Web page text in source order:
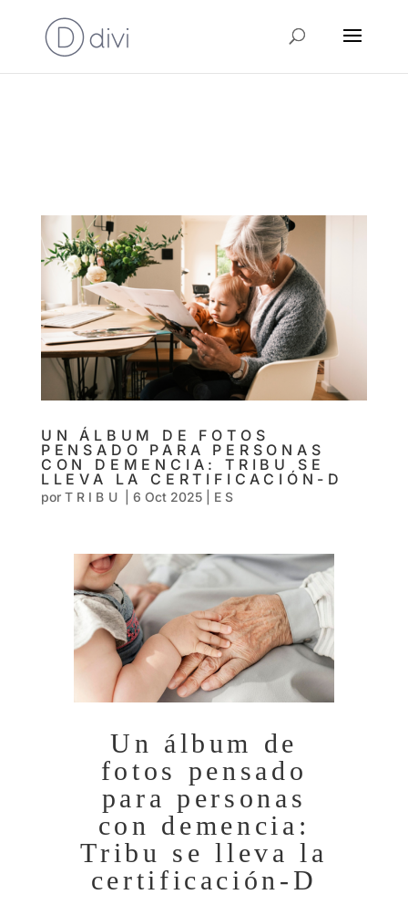
UN ÁLBUM DE FOTOS
PENSADO PARA PERSONAS
CON DEMENCIA: TRIBU SE
LLEVA LA CERTIFICACIÓN-D
por TRIBU 6 Oct 2025| ES
Un álbum de
fotos pensado
para personas
con demencia:
Tribu se lleva la
certificación-D